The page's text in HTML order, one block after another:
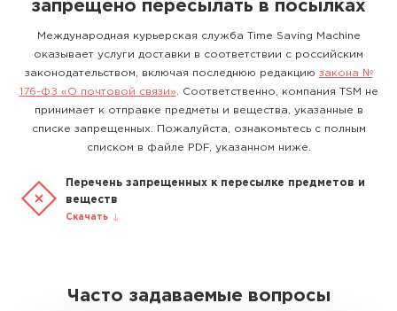
запрещено пересылать в посылках
Международная курьерская служба Time Saving Machine
оказывает услуги доставки в соответствии с российским
законодательством, включая последнюю редакцию закона №
176-ФЗ «О почтовой связи» . Соответственно, компания TSM не
принимает к отправке предметы и вещества, указанные в
списке запрещенных. Пожалуйста, ознакомьтесь с полным
списком в файле PDF, указанном ниже.
Перечень запрещенных к пересылке предметов и
веществ
Скачать
Часто задаваемые вопросы